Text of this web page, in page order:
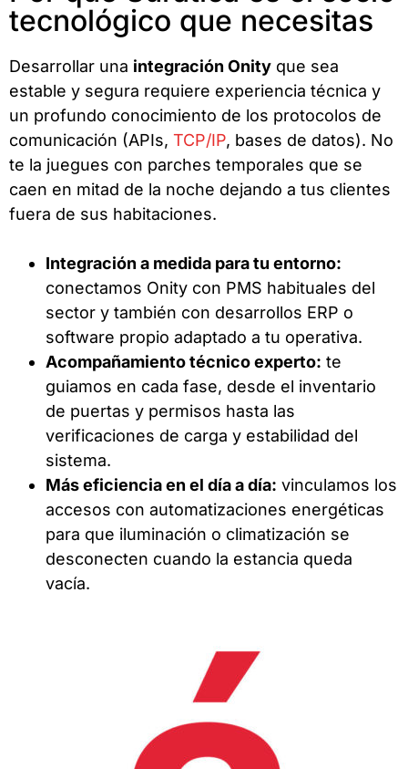
tecnológico que necesitas
Desarrollar una integración Onity que sea
estable y segura requiere experiencia técnica y
un profundo conocimiento de los protocolos de
comunicación (APIs, TCP/IP, bases de datos). No
te la juegues con parches temporales que se
caen en mitad de la noche dejando a tus clientes
fuera de sus habitaciones.
Integración a medida para tu entorno:
conectamos Onity con PMS habituales del
sector y también con desarrollos ERP o
software propio adaptado a tu operativa.
Acompañamiento técnico experto: te
guiamos en cada fase, desde el inventario
de puertas y permisos hasta las
verificaciones de carga y estabilidad del
sistema.
Más eficiencia en el día a día: vinculamos los
accesos con automatizaciones energéticas
para que iluminación o climatización se
desconecten cuando la estancia queda
vacía.